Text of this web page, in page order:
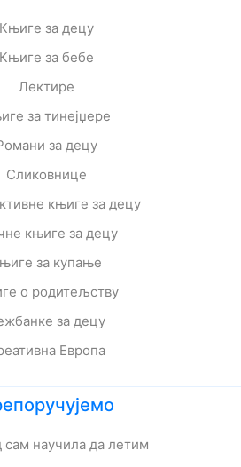
Књиге за децу
Књиге за бебе
Лектире
за тинејџере
за децу
Сликовнице
књиге за децу
књиге за децу
за купање
о родитељству
за децу
Европа
сам научила да летим